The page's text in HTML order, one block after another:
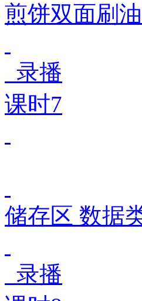
煎饼双面刷
录播
课时7
储存区 数据
录播